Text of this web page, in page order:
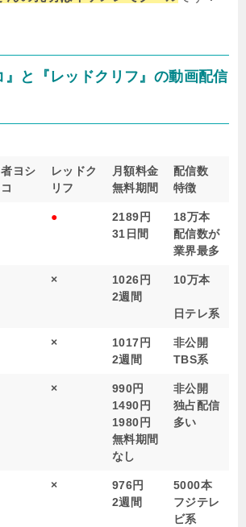
』と『レッドクリフ』の動画配信
ヨシ
レッドク
リフ
月額料金
無料期間
配信数
特徴
●
2189円
31日間
18万本
配信数が
業界最多
×
1026円
2週間
10万本
日テレ系
×
1017円
2週間
非公開
TBS系
×
990円
1490円
1980円
無料期間
なし
非公開
独占配信
多い
×
976円
2週間
5000本
フジテレ
ビ系